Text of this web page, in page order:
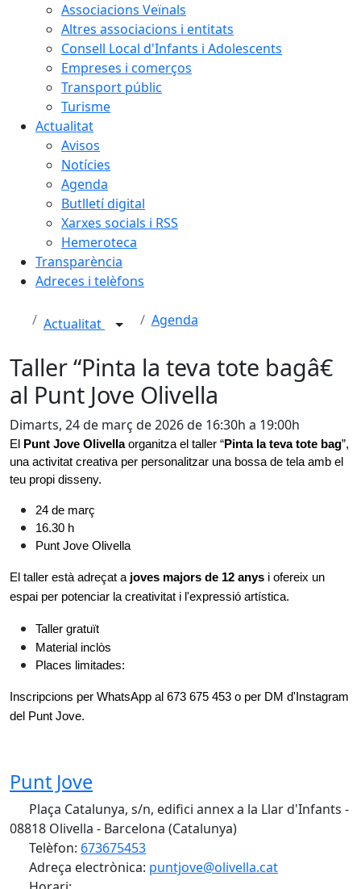
Associacions Veïnals
Altres associacions i entitats
Consell Local d'Infants i Adolescents
Empreses i comerços
Transport públic
Turisme
Actualitat
Avisos
Notícies
Agenda
Butlletí digital
Xarxes socials i RSS
Hemeroteca
Transparència
Adreces i telèfons
Actualitat Agenda
Taller “Pinta la teva tote bagâ€
al Punt Jove Olivella
Dimarts, 24 de març de 2026 de 16:30h a 19:00h
El Punt Jove Olivella organitza el taller “Pinta la teva tote bag”,
una activitat creativa per personalitzar una bossa de tela amb el
teu propi disseny.
24 de març
16.30 h
Punt Jove Olivella
El taller està adreçat a joves majors de 12 anys i ofereix un
espai per potenciar la creativitat i l'expressió artística.
Taller gratuït
Material inclòs
Places limitades:
Inscripcions per WhatsApp al 673 675 453 o per DM d'Instagram
del Punt Jove.
Punt Jove
Plaça Catalunya, s/n, edifici annex a la Llar d'Infants -
08818 Olivella - Barcelona (Catalunya)
Telèfon: 673675453
Adreça electrònica: puntjove@olivella.cat